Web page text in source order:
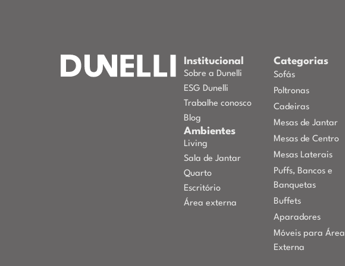
Institucional
Sobre a Dunelli
ESG Dunelli
Trabalhe conosco
Blog
Ambientes
Living
Sala de Jantar
Quarto
Escritório
Área externa
Categorias
Sofás
Poltronas
Cadeiras
Mesas de Jantar
Mesas de Centro
Mesas Laterais
Puffs, Bancos e
Banquetas
Buffets
Aparadores
Móveis para Área
Externa